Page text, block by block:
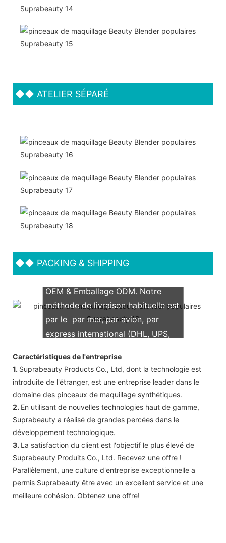
◆◆ ATELIER SÉPARÉ
◆◆ PACKING & SHIPPING
Nous prenons en charge les deux
OEM & Emballage ODM. Notre
méthode de livraison habituelle est
par le par mer, par avion, par
express international (DHL, UPS,
Caractéristiques de l'entreprise
1. Suprabeauty Products Co., Ltd, dont la technologie est
introduite de l'étranger, est une entreprise leader dans le
domaine des pinceaux de maquillage synthétiques.
2. En utilisant de nouvelles technologies haut de gamme,
Suprabeauty a réalisé de grandes percées dans le
développement technologique.
3. La satisfaction du client est l'objectif le plus élevé de
Suprabeauty Produits Co., Ltd. Recevez une offre !
Parallèlement, une culture d'entreprise exceptionnelle a
permis Suprabeauty être avec un excellent service et une
meilleure cohésion. Obtenez une offre!